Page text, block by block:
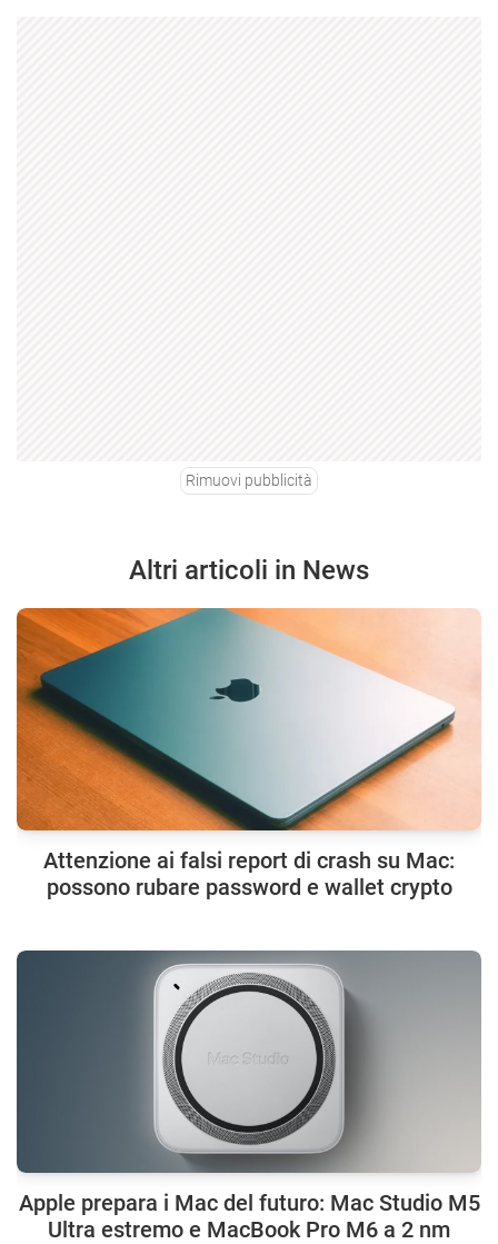
Rimuovi pubblicità
Altri articoli in News
Attenzione ai falsi report di crash su Mac:
possono rubare password e wallet crypto
Apple prepara i Mac del futuro: Mac Studio M5
Ultra estremo e MacBook Pro M6 a 2 nm